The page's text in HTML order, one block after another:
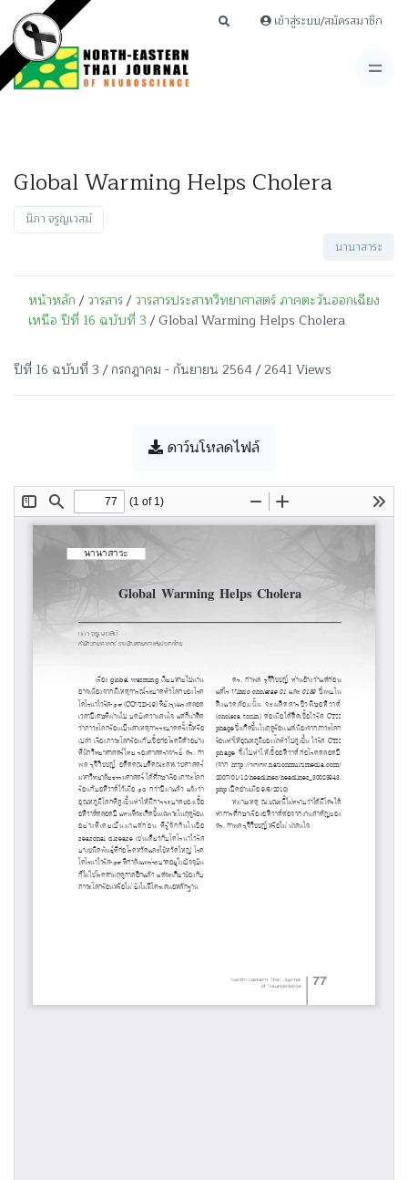
เข้าสู่ระบบ/สมัครสมาชิก
Global Warming Helps Cholera
นิภา จรูญเวสม์
นานาสาระ
หน้าหลัก/วารสาร/วารสารประสาทวิทยาศาสตร์ ภาคตะวันออกเฉียง
เหนือ ปีที่ 16 ฉบับที่ 3/ Global Warming Helps Cholera
ปีที่ 16 ฉบับที่ 3 / กรกฎาคม - กันยายน 2564 / 2641 Views
ดาว์นโหลดไฟล์